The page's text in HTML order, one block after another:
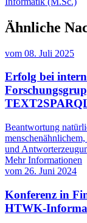
Ähnliche
vom 08. Juli 2025
Erfolg bei
Beantwortung
und
Mehr Informationen
vom 26. Juni 2024
Konferenz in
HTWK-